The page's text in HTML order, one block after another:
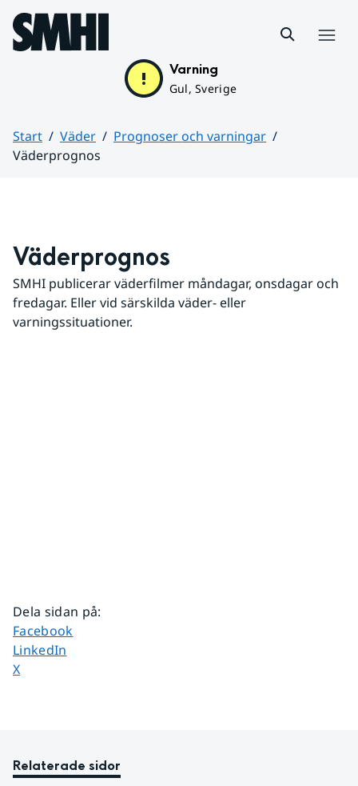
Hoppa till sidans innehåll
Varning
Gul, Sverige
Start Väder
Prognoser och varningar
Väderprognos
Väderprognos
SMHI publicerar väderfilmer måndagar, onsdagar och
fredagar. Eller vid särskilda väder- eller
varningssituationer.
Dela sidan på:
Dela sidan på
Facebook
Dela sidan på
LinkedIn
Dela sidan på
X
Relaterade sidor